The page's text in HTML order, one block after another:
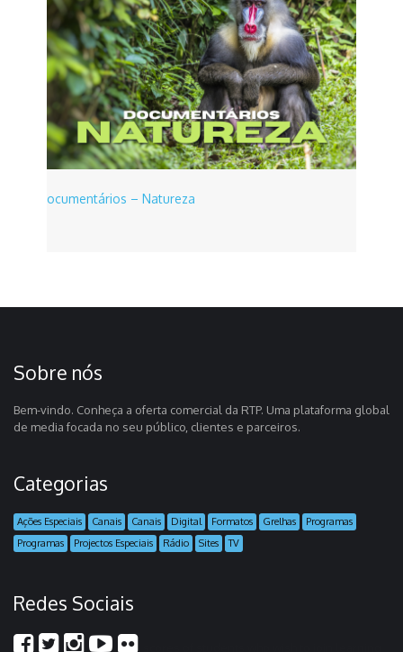
Documentários – Natureza
Sobre nós
Bem-vindo. Conheça a oferta comercial da RTP. Uma plataforma global
de media focada no seu público, clientes e parceiros.
Categorias
Ações Especiais Canais Canais Digital Formatos Grelhas
Programas
Programas
Projectos Especiais Rádio Sites TV
Redes Sociais